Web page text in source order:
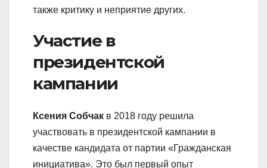
также критику и неприятие других.
Участие в
президентской
кампании
Ксения Собчак в 2018 году решила
участвовать в президентской кампании в
качестве кандидата от партии «Гражданская
инициатива». Это был первый опыт